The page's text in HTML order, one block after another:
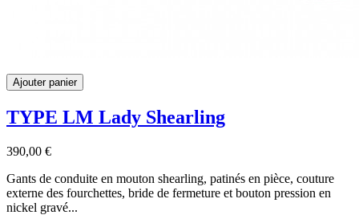
Ajouter panier
TYPE LM Lady Shearling
390,00 €
Gants de conduite en mouton shearling, patinés en pièce, couture
externe des fourchettes, bride de fermeture et bouton pression en
nickel gravé...